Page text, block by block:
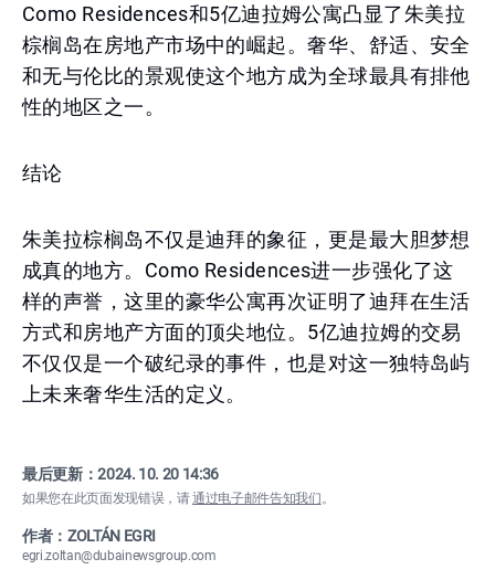
Como Residences和5亿迪拉姆公寓凸显了朱美拉
棕榈岛在房地产市场中的崛起。奢华、舒适、安全
和无与伦比的景观使这个地方成为全球最具有排他
性的地区之一。
结论
朱美拉棕榈岛不仅是迪拜的象征，更是最大胆梦想
成真的地方。Como Residences进一步强化了这
样的声誉，这里的豪华公寓再次证明了迪拜在生活
方式和房地产方面的顶尖地位。5亿迪拉姆的交易
不仅仅是一个破纪录的事件，也是对这一独特岛屿
上未来奢华生活的定义。
最后更新：2024. 10. 20 14:36
如果您在此页面发现错误，请通过电子邮件告知我们。
作者：ZOLTÁN EGRI
egri.zoltan@dubainewsgroup.com